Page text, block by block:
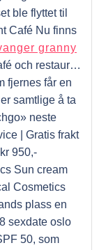
ble flyttet til
Café Nu finns
granny
och restaur…
fjernes får en
samtlige å ta
neste
| Gratis frakt
950,-
Sun cream
Cosmetics
plass en
sexdate oslo
50, som